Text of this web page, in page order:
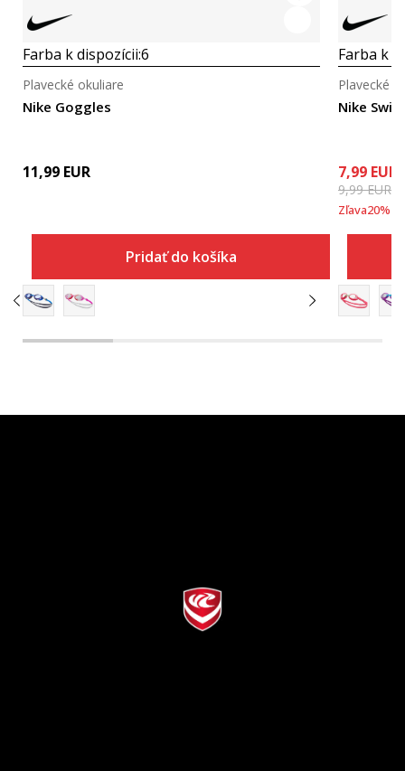
Farba k dispozícii:6
Nike Goggles
Plavecké okuliare
11,99 EUR
Pridať do košíka
Farba k
Nike Swim
Plavecké
7,99 EUR
9,99EUR
Zľava20%